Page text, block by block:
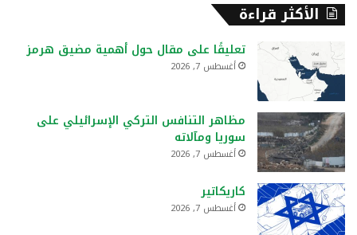
ع
ن
الأكثر قراءة
تعليقًا على مقال حول أهمية مضيق هرمز
أغسطس 7, 2026
مظاهر التنافس التركي الإسرائيلي على
سوريا ومآلاته
أغسطس 7, 2026
كاريكاتير
أغسطس 7, 2026